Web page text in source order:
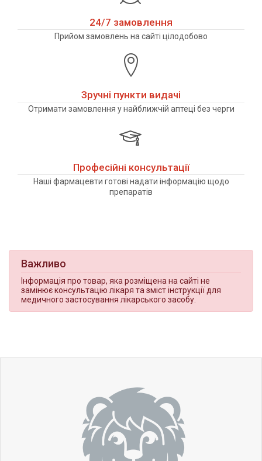
24/7 замовлення
Прийом замовлень на сайті цілодобово
Зручні пункти видачі
Отримати замовлення у найближчій аптеці без черги
Професійні консультації
Наші фармацевти готові надати інформацію щодо
препаратів
Важливо
Інформація про товар, яка розміщена на сайті не
замінює консультацію лікаря та зміст інструкції для
медичного застосування лікарського засобу.